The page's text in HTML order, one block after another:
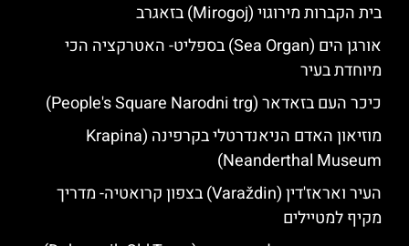
בית הקברות מירוגוי (Mirogoj) בזאגרב
אורגן הים (Sea Organ) בספליט- האטרקציה הכי
מיוחדת בעיר
כיכר העם בזאדאר (People's Square Narodni trg)
מוזיאון האדם הניאנדרטלי בקרפינה (Krapina
Neanderthal Museum)
העיר ואראז'דין (Varaždin) בצפון קרואטיה- מדריך
מקיף למטיילים